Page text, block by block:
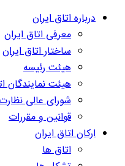
درباره اتاق ایران
معرفی اتاق ایران
ساختار اتاق ایران
هیئت رئیسه
هیئت نمایندگان
شورای عالی
قوانین و مقررات
ارکان اتاق ایران
اتاق ها